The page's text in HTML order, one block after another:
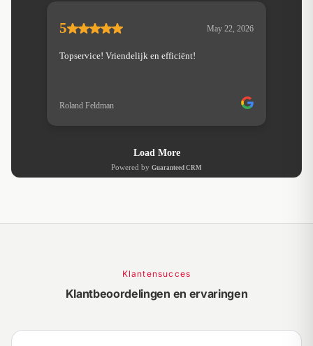
Klantensucces
Klantbeoordelingen en ervaringen